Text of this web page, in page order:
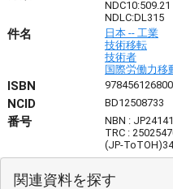
NDC10:509.21
NDLC:DL315
件名
日本 -- 工業
技術移転
技術者
国際労働力移
ISBN
NCID BD12508733
番号
NBN :
TRC :
(JP-
関連資料を探す